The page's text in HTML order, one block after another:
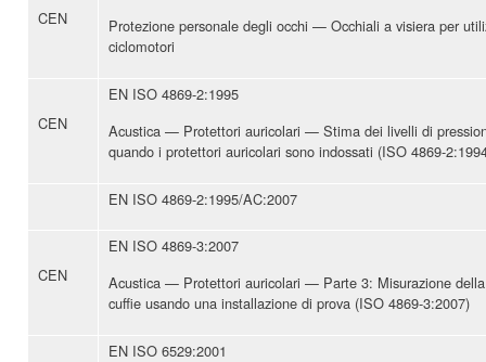
CEN
Protezione personale degli occhi — Occhiali a visiera per
ciclomotori
CEN
EN ISO 4869-2:1995
Acustica — Protettori auricolari — Stima dei livelli di
quando i protettori auricolari sono indossati (ISO 4869-
EN ISO 4869-2:1995/AC:2007
CEN
EN ISO 4869-3:2007
Acustica — Protettori auricolari — Parte 3: Misurazione
cuffie usando una installazione di prova (ISO 4869-3:2007)
EN ISO 6529:2001